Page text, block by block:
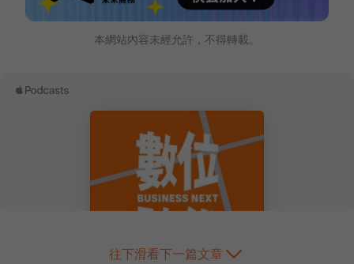
本網站內容未經允許，不得轉載。
往下滑看下一篇文章